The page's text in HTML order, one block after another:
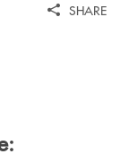
SHARE